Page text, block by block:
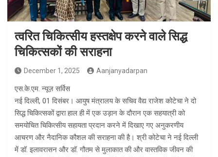
त्वरित चिकित्सीय हस्तक्षेप करने वाले सिद्ध
चिकित्सकों की सराहना
December 1, 2025 Aanjanyadarpan
एस.के.एम. न्यूज़ सर्विस
नई दिल्ली, 01 दिसंबर। आयुष मंत्रालय के सचिव वैद्य राजेश कोटेचा ने दो
सिद्ध चिकित्सकों द्वारा हाल ही में एक उड़ान के दौरान एक सहयात्री को
समयोचित चिकित्सीय सहायता प्रदान करने में दिखाए गए अनुकरणीय
आचरण और नैदानिक कौशल की सराहना की है। श्री कोटेचा ने नई दिल्ली
में डॉ. इलावरासन और डॉ. गौतम से मुलाकात की और वास्तविक जीवन की